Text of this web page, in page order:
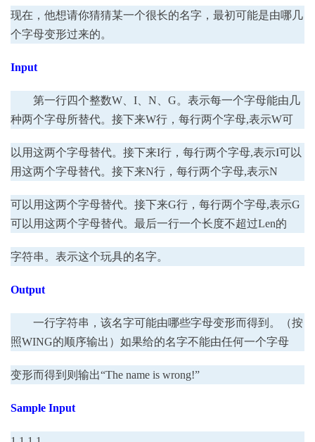
现在，他想请你猜猜某一个很长的名字，最初可能是由哪几
个字母变形过来的。
Input
第一行四个整数W、I、N、G。表示每一个字母能由几
种两个字母所替代。接下来W行，每行两个字母,表示W可
以用这两个字母替代。接下来I行，每行两个字母,表示I可以
用这两个字母替代。接下来N行，每行两个字母,表示N
可以用这两个字母替代。接下来G行，每行两个字母,表示G
可以用这两个字母替代。最后一行一个长度不超过Len的
字符串。表示这个玩具的名字。
Output
一行字符串，该名字可能由哪些字母变形而得到。（按
照WING的顺序输出）如果给的名字不能由任何一个字母
变形而得到则输出“The name is wrong!”
Sample Input